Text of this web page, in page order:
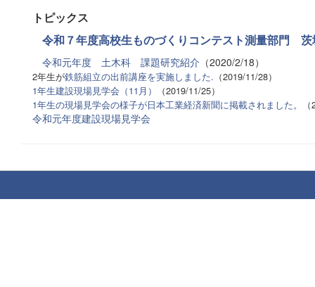
トピックス
令和７年度高校生ものづくりコンテスト測量部門
令和元年度 土木科 課題研究紹介 （2020/2/18）
2年生が鉄筋組立の出前講座を実施しました. （2019/11/28）
1年生建設現場見学会（11月）
（2019/11/25）
1年生の現場見学会の様子が日本工業経済新聞に掲載されました。
令和元年度建設現場見学会